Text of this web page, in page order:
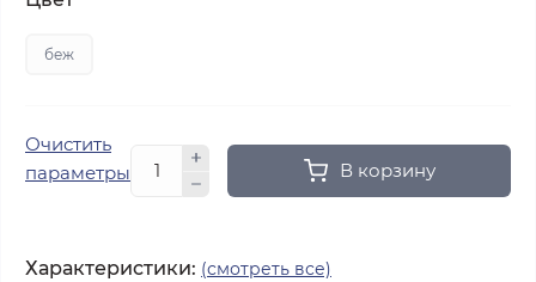
беж
Очистить
параметры
В корзину
Характеристики: (смотреть все)